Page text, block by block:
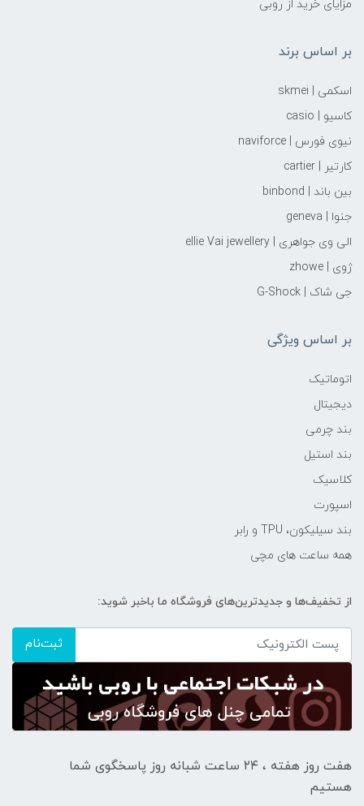
مزایای خرید از روبی
بر اساس برند
اسکمی | skmei
کاسیو | casio
نیوی فورس | naviforce
کارتیر | cartier
بین باند | binbond
جنوا | geneva
الی وی جواهری | ellie Vai‌ jewellery
ژوی | zhowe
جی شاک | G-Shock
بر اساس ویژگی
اتوماتیک
دیجیتال
بند چرمی
بند استیل
کلاسیک
اسپورت
بند سیلیکون، TPU و رابر
همه ساعت های مچی
از تخفیف‌ها و جدیدترین‌های فروشگاه ما باخبر شوید:
ثبت‌نام
هفت روز هفته ، ۲۴ ساعت شبانه‌ روز پاسخگوی شما
هستیم